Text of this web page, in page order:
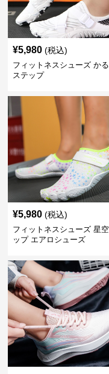
¥5,980 (税込)
フィットネスシューズ か
ステップ
¥5,980 (税込)
フィットネスシューズ 星
ップ エアロシューズ